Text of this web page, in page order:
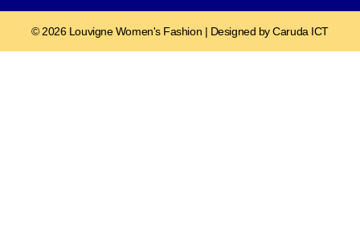
© 2026 Louvigne Women's Fashion | Designed by Caruda ICT